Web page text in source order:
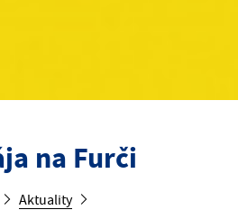
na Furči
Aktuality